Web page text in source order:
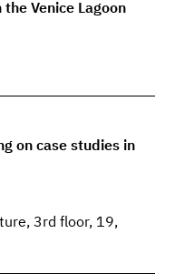
Venice Lagoon
on case studies in
3rd floor, 19,